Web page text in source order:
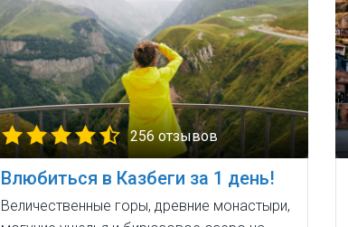
256 отзывов
Влюбиться в Казбеги за 1 день!
Величественные горы, древние монастыри,